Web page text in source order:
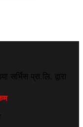
सर्भिस प्रा.लि. द्वारा